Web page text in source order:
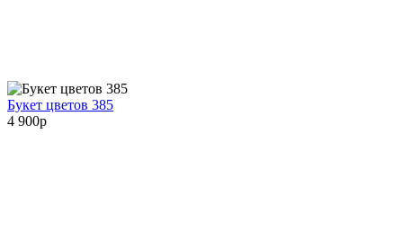
Букет цветов 385
4 900p